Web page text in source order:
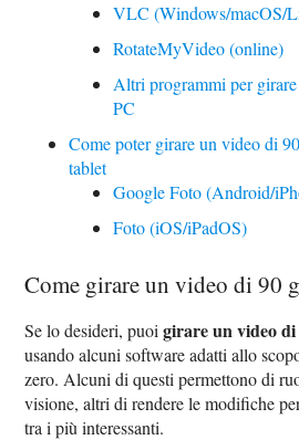
VLC (Windows/macOS/
RotateMyVideo (online)
Altri programmi per
PC
Come poter girare un video di
tablet
Google Foto (Android/
Foto (iOS/iPadOS)
Come girare un video di 90
Se lo desideri, puoigirare un video
usando alcuni software adatti allo
zero. Alcuni di questi permettono di
visione, altri di rendere le modifiche
tra i più interessanti.